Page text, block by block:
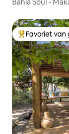
Topfavoriet
Favoriet van